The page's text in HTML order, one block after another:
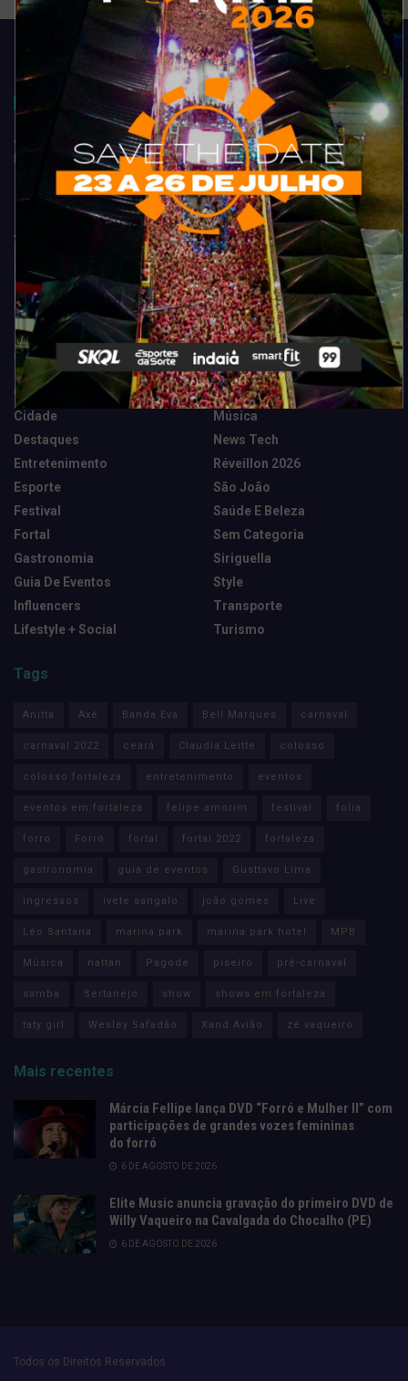
Acompanhe todas as novidades do entretenimento na região de
Fortaleza. Dicas, promoções, coberturas exclusivas e muito mais.
Categorias
Camarote Vip Junino
Cidade
Destaques
Entretenimento
Esporte
Festival
Fortal
Gastronomia
Guia De Eventos
Influencers
Lifestyle + Social
Marketing E Negócios
Música
News Tech
Réveillon 2026
São João
Saúde E Beleza
Sem Categoria
Siriguella
Style
Transporte
Turismo
Tags
Anitta Axé Banda Eva Bell Marques carnaval
carnaval 2022 ceará Claudia Leitte colosso
colosso fortaleza entretenimento eventos
eventos em fortaleza felipe amorim festival folia
forro Forró fortal fortal 2022 fortaleza
gastronomia guia de eventos Gusttavo Lima
ingressos ivete sangalo joão gomes Live
Léo Santana marina park marina park hotel MPB
Música nattan Pagode piseiro pré-carnaval
samba Sertanejo show shows em fortaleza
taty girl Wesley Safadão Xand Avião zé vaqueiro
Mais recentes
Márcia Fellipe lança DVD “Forró e Mulher II” com
participações de grandes vozes femininas
do forró
6 DE AGOSTO DE 2026
Elite Music anuncia gravação do primeiro DVD de
Willy Vaqueiro na Cavalgada do Chocalho (PE)
6 DE AGOSTO DE 2026
Todos os Direitos Reservados